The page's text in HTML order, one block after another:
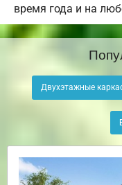
время года и на
Двухэтажные